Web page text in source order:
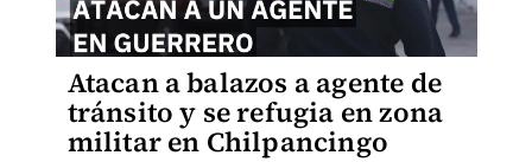
Atacan a balazos a agente de
tránsito y se refugia en zona
militar en Chilpancingo